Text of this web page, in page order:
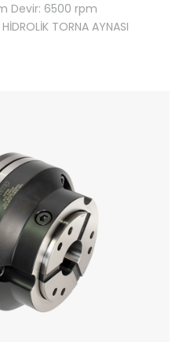
Devir: 6500 rpm
TORNA AYNASI